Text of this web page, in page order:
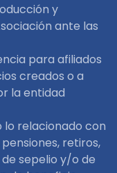
y
ante las
para afiliados
creados o a
la entidad
relacionado con
retiros,
sepelio y/o de